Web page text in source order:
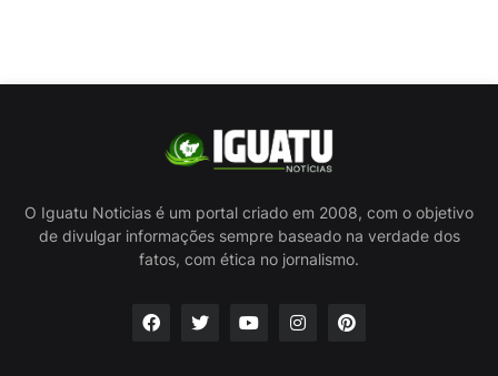
O Iguatu Noticias é um portal criado em 2008, com o objetivo
de divulgar informações sempre baseado na verdade dos
fatos, com ética no jornalismo.